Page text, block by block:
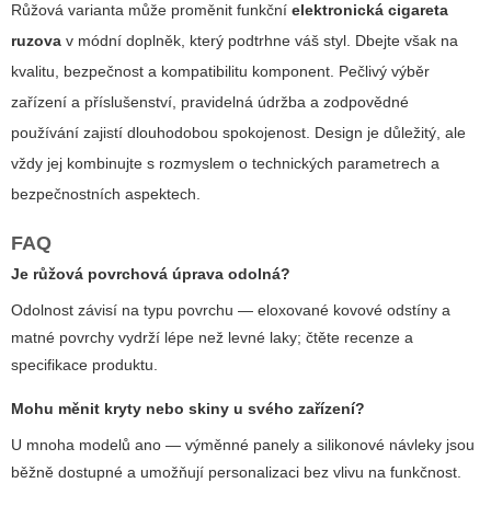
Růžová varianta může proměnit funkční elektronická cigareta
ruzova v módní doplněk, který podtrhne váš styl. Dbejte však na
kvalitu, bezpečnost a kompatibilitu komponent. Pečlivý výběr
zařízení a příslušenství, pravidelná údržba a zodpovědné
používání zajistí dlouhodobou spokojenost. Design je důležitý, ale
vždy jej kombinujte s rozmyslem o technických parametrech a
bezpečnostních aspektech.
FAQ
Je růžová povrchová úprava odolná?
Odolnost závisí na typu povrchu — eloxované kovové odstíny a
matné povrchy vydrží lépe než levné laky; čtěte recenze a
specifikace produktu.
Mohu měnit kryty nebo skiny u svého zařízení?
U mnoha modelů ano — výměnné panely a silikonové návleky jsou
běžně dostupné a umožňují personalizaci bez vlivu na funkčnost.